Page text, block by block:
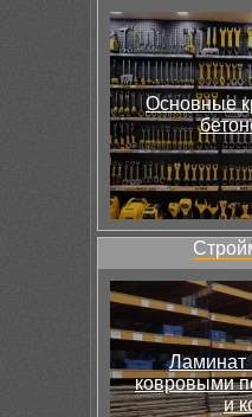
Основные
Ламинат
ковровыми
и